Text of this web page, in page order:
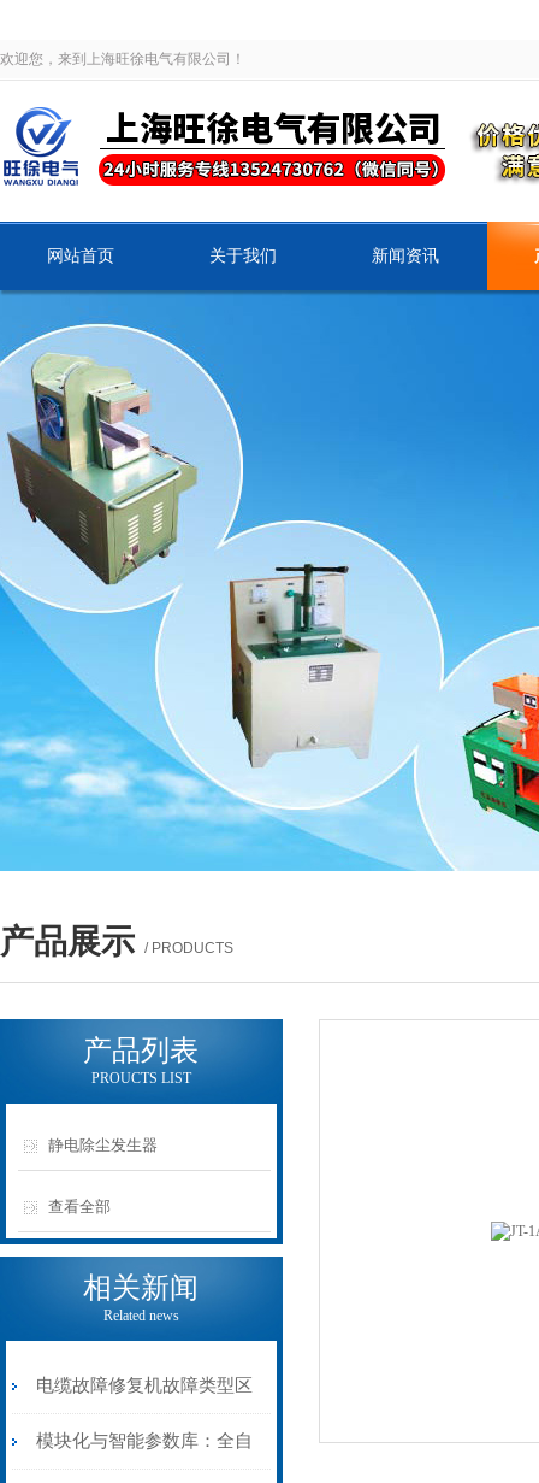
欢迎您，来到上海旺徐电气有限公司！
网站首页 关于我们 新闻资讯
产品展示 / PRODUCTS
产品列表
PROUCTS LIST
静电除尘发生器
查看全部
相关新闻
Related news
电缆故障修复机故障类型区
分指南：从“绝缘电
模块化与智能参数库：全自